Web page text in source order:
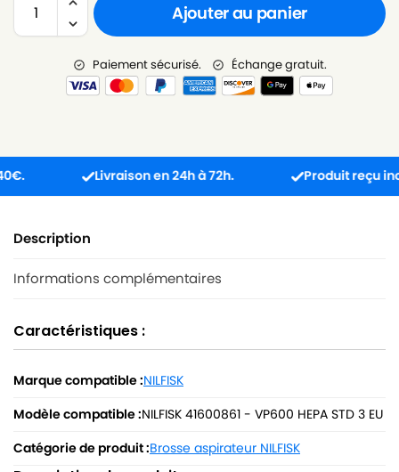
Ajouter au panier
Paiement sécurisé. Échange gratuit.
Livraison en 24h à 72h. Produit reçu
Description
Informations complémentaires
Caractéristiques :
Marque compatible :NILFISK
Modèle compatible :NILFISK 41600861 - VP600 HEPA STD 3 EU
Catégorie de produit :Brosse aspirateur NILFISK